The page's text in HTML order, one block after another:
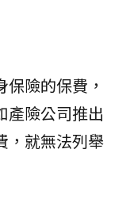
險的保費，
產險公司推出
，就無法列舉